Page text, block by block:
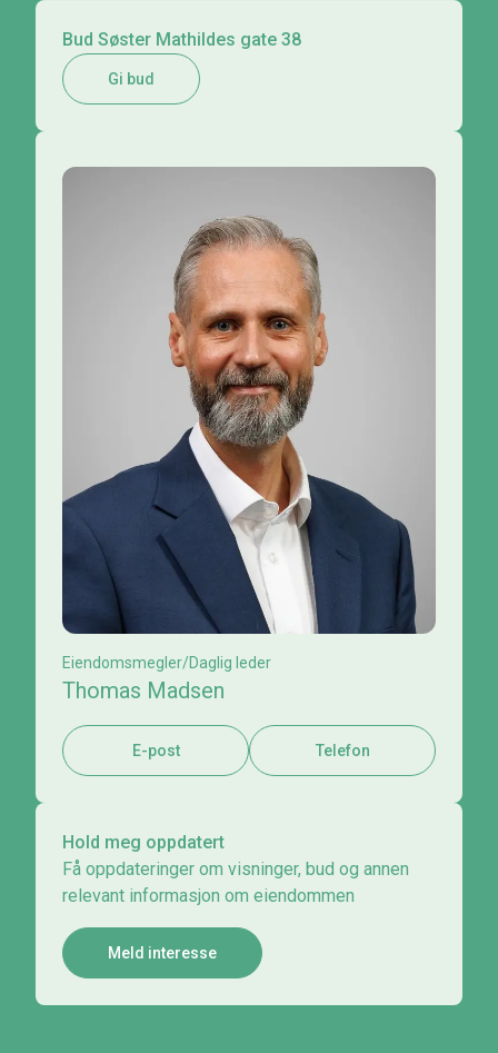
Bud Søster Mathildes gate 38
Gi bud
Eiendomsmegler/Daglig leder
Thomas Madsen
E-post Telefon
Hold meg oppdatert
Få oppdateringer om visninger, bud og annen
relevant informasjon om eiendommen
Meld interesse